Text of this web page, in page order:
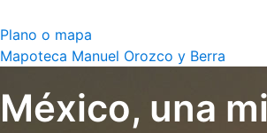
Plano o mapa
Mapoteca Manuel Orozco y Berra
México, una